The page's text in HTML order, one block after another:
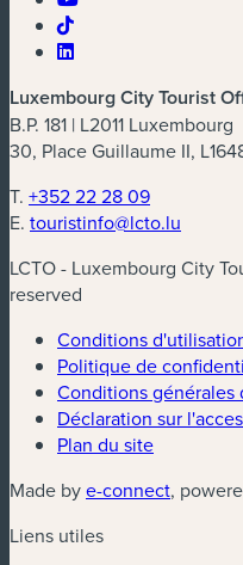
Luxembourg City Tourist
B.P. 181 | L2011 Luxembourg
30, Place Guillaume II,
T. +352 22 28 09
E. touristinfo@lcto.lu
LCTO - Luxembourg City
reserved
Conditions
Politique de
Conditions générales
Déclaration sur
Plan du site
Made bye-connect,
Liens utiles